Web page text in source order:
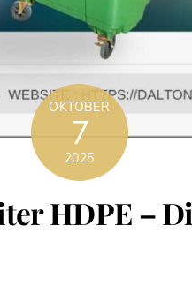
OKTOBER
7
2025
HDPE –